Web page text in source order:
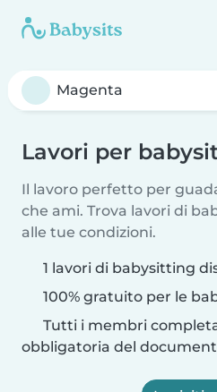
Lavori per
Il lavoro perfetto per
che ami. Trova lavori di
alle tue condizioni.
1 lavori di babysitting
100% gratuito per le
Tutti i membri
obbligatoria del